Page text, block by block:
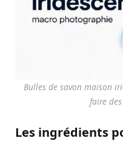
Bulles de savon maison
faire
Les ingrédients